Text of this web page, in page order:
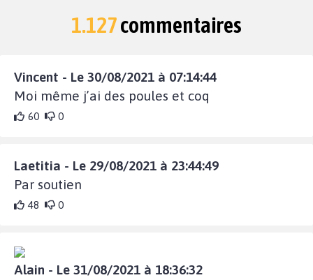
1.127commentaires
Vincent - Le 30/08/2021 à 07:14:44
Moi même j’ai des poules et coq
60 0
Laetitia - Le 29/08/2021 à 23:44:49
Par soutien
48 0
Alain - Le 31/08/2021 à 18:36:32